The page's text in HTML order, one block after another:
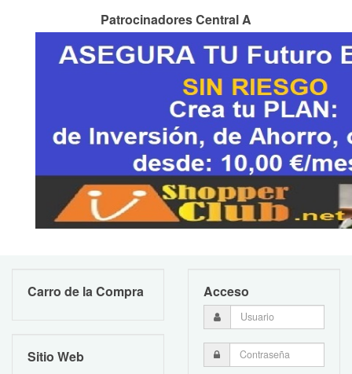
Patrocinadores Central A
Carro de la Compra
Sitio Web
Acceso